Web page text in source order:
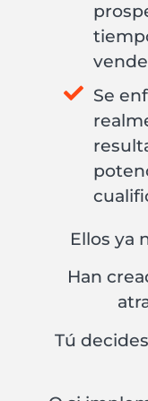
Se
Ellos ya
Han
Tú